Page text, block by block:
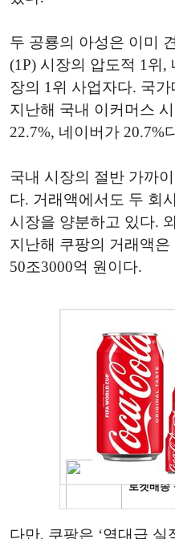
두 공룡의 아성은 이미
(1P) 시장의 압도적 1위,
장의 1위 사업자다. 국
지난해 국내 이커머스
22.7%, 네이버가 20.7%
국내 시장의 절반 가까
다. 거래액에서도 두 회
시장을 양분하고 있다.
지난해 쿠팡의 거래액
50조3000억 원이다.
다만, 쿠팡은 ‘역대급 실